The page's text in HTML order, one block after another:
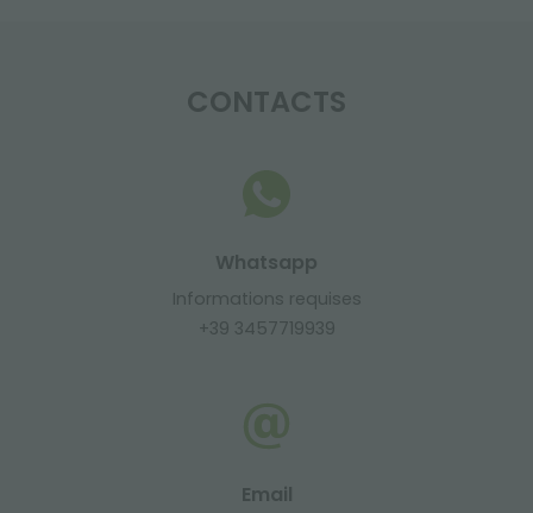
CONTACTS
Whatsapp
Informations requises
+39 3457719939
Email